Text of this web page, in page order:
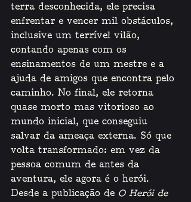
terra desconhecida, ele precisa
enfrentar e vencer mil obstáculos,
inclusive um terrível vilão,
contando apenas com os
ensinamentos de um mestre e a
ajuda de amigos que encontra pelo
caminho. No final, ele retorna
quase morto mas vitorioso ao
mundo inicial, que conseguiu
salvar da ameaça externa. Só que
volta transformado: em vez da
pessoa comum de antes da
aventura, ele agora é o herói.
Desde a publicação de O Herói de